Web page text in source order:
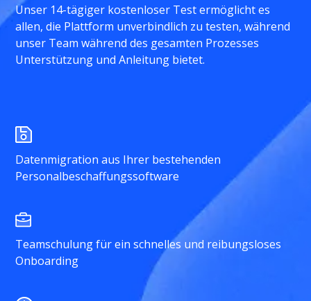
Unser 14-tägiger kostenloser Test ermöglicht es
allen, die Plattform unverbindlich zu testen, während
unser Team während des gesamten Prozesses
Unterstützung und Anleitung bietet.
Datenmigration aus Ihrer bestehenden
Personalbeschaffungssoftware
Teamschulung für ein schnelles und reibungsloses
Onboarding